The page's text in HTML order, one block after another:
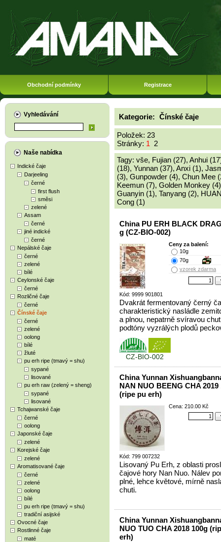
Obchodní podmínky Registrace
Vyhledávání
Naše nabídka
Indické čaje
Darjeeling
černé
first flush
směsi
zelené
Assam
černé
jiné indické
černé
Nepálské čaje
černé
zelené
bílé
Ceylonské čaje
černé
Rozličné čaje
černé
Čínské čaje
černé
zelené
oolong
bílé
žluté
pu erh ripe (tmavý = shu)
sypané
lisované
pu erh raw (zelený = sheng)
sypané
lisované
Tchajwanské čaje
černé
oolong
Japonské čaje
zelené
Korejské čaje
zelené
Aromatisované čaje
černé
zelené
oolong
bílé
pu erh ripe (tmavý = shu)
tradiční asijské
Ovocné čaje
Rostlinné čaje
maté
Kategorie: Čínské čaje
Položek: 23
Stránky: 1 2
Tagy: vše, Fujian (27), Anhui
(18), Yunnan (37), Anxi (1),
(3), Gunpowder (4), Chun Mee
Keemun (7), Golden Monkey (4)
Guanyin (1), Tanyang (2),
Cong (1)
China PU ERH BLACK
g (CZ-BIO-002)
Kód: 9999 901801
Ceny za balení:
10g
70g
vzorek zdarma
Dvakrát fermentovaný černý
charakteristický nasládle
a plnou, nepatrně svíravou
podtóny vyzrálých plodů
CZ-BIO-002
China Yunnan
NAN NUO BEENG CHA 2019
(ripe pu erh)
Kód: 799 007232
Cena: 210.00 Kč
Lisovaný Pu Erh, z oblasti
čajové hory Nan Nuo. Nálev
plné, lehce květové, mírně
chuti.
China Yunnan
NUO TUO CHA 2018 100g
erh)